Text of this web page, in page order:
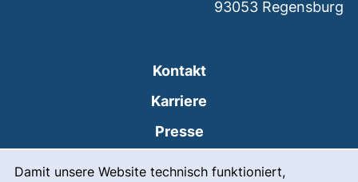
Damit unsere Website technisch funktioniert,
Kontakt
Karriere
Presse
93053 Regensburg